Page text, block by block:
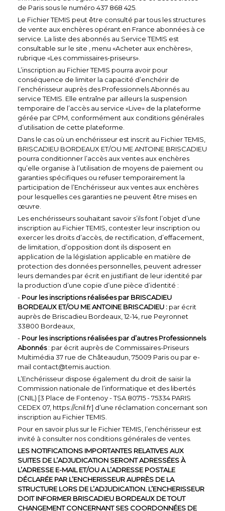
de Paris sous le numéro 437 868 425.
Le Fichier TEMIS peut être consulté par tous les structures
de vente aux enchères opérant en France abonnées à ce
service. La liste des abonnés au Service TEMIS est
consultable sur le site , menu «Acheter aux enchères»,
rubrique «Les commissaires-priseurs».
L’inscription au Fichier TEMIS pourra avoir pour
conséquence de limiter la capacité d’enchérir de
l’enchérisseur auprès des Professionnels Abonnés au
service TEMIS. Elle entraîne par ailleurs la suspension
temporaire de l’accès au service «Live» de la plateforme
gérée par CPM, conformément aux conditions générales
d’utilisation de cette plateforme.
Dans le cas où un enchérisseur est inscrit au Fichier TEMIS,
BRISCADIEU BORDEAUX ET/OU ME ANTOINE BRISCADIEU
pourra conditionner l’accès aux ventes aux enchères
qu’elle organise à l’utilisation de moyens de paiement ou
garanties spécifiques ou refuser temporairement la
participation de l’Enchérisseur aux ventes aux enchères
pour lesquelles ces garanties ne peuvent être mises en
œuvre.
Les enchérisseurs souhaitant savoir s’ils font l’objet d’une
inscription au Fichier TEMIS, contester leur inscription ou
exercer les droits d’accès, de rectification, d’effacement,
de limitation, d’opposition dont ils disposent en
application de la législation applicable en matière de
protection des données personnelles, peuvent adresser
leurs demandes par écrit en justifiant de leur identité par
la production d’une copie d’une pièce d’identité :
- Pour les inscriptions réalisées par BRISCADIEU
BORDEAUX ET/OU ME ANTOINE BRISCADIEU : par écrit
auprès de Briscadieu Bordeaux, 12-14, rue Peyronnet
33800 Bordeaux,
- Pour les inscriptions réalisées par d’autres Professionnels
Abonnés: par écrit auprès de Commissaires-Priseurs
Multimédia 37 rue de Châteaudun, 75009 Paris ou par e-
mail contact@temis.auction.
L’Enchérisseur dispose également du droit de saisir la
Commission nationale de l’informatique et des libertés
(CNIL) [3 Place de Fontenoy - TSA 80715 - 75334 PARIS
CEDEX 07, https://cnil.fr] d’une réclamation concernant son
inscription au Fichier TEMIS.
Pour en savoir plus sur le Fichier TEMIS, l’enchérisseur est
invité à consulter nos conditions générales de ventes.
LES NOTIFICATIONS IMPORTANTES RELATIVES AUX
SUITES DE L’ADJUDICATION SERONT ADRESSÉES À
L’ADRESSE E-MAIL ET/OU A L’ADRESSE POSTALE
DÉCLARÉE PAR L’ENCHERISSEUR AUPRÈS DE LA
STRUCTURE LORS DE L’ADJUDICATION. L’ENCHERISSEUR
DOIT INFORMER BRISCADIEU BORDEAUX DE TOUT
CHANGEMENT CONCERNANT SES COORDONNÉES DE